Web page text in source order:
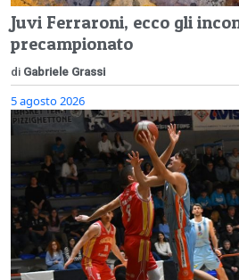
Juvi Ferraroni, ecco gli
precampionato
di Gabriele Grassi
5 agosto 2026